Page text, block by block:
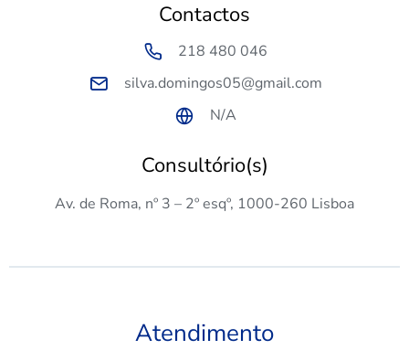
Contactos
218 480 046
silva.domingos05@gmail.com
N/A
Consultório(s)
Av. de Roma, nº 3 – 2º esqº, 1000-260 Lisboa
Atendimento